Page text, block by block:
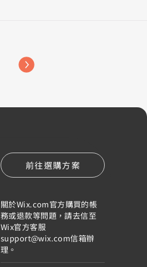
前往選購方案
關於Wix.com官方購買的帳
務或退款等問題，請去信至
Wix官方客服
support@wix.com信箱辦
理。